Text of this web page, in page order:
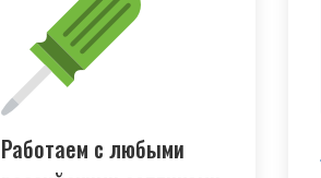
Работаем с любыми